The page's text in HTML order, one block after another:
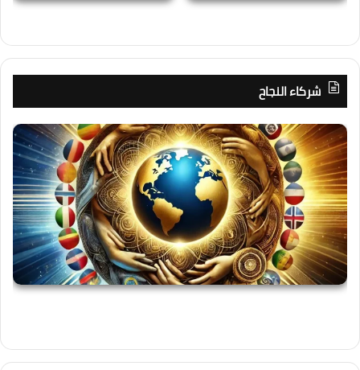
شركاء النجاح